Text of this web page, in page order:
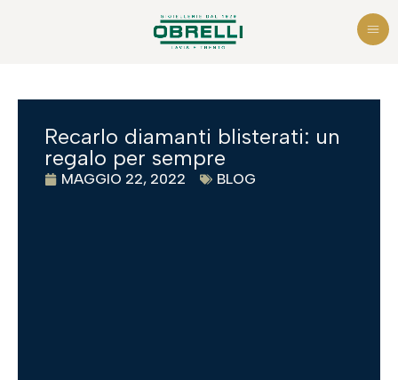
Recarlo diamanti blisterati: un
regalo per sempre
MAGGIO 22, 2022 BLOG